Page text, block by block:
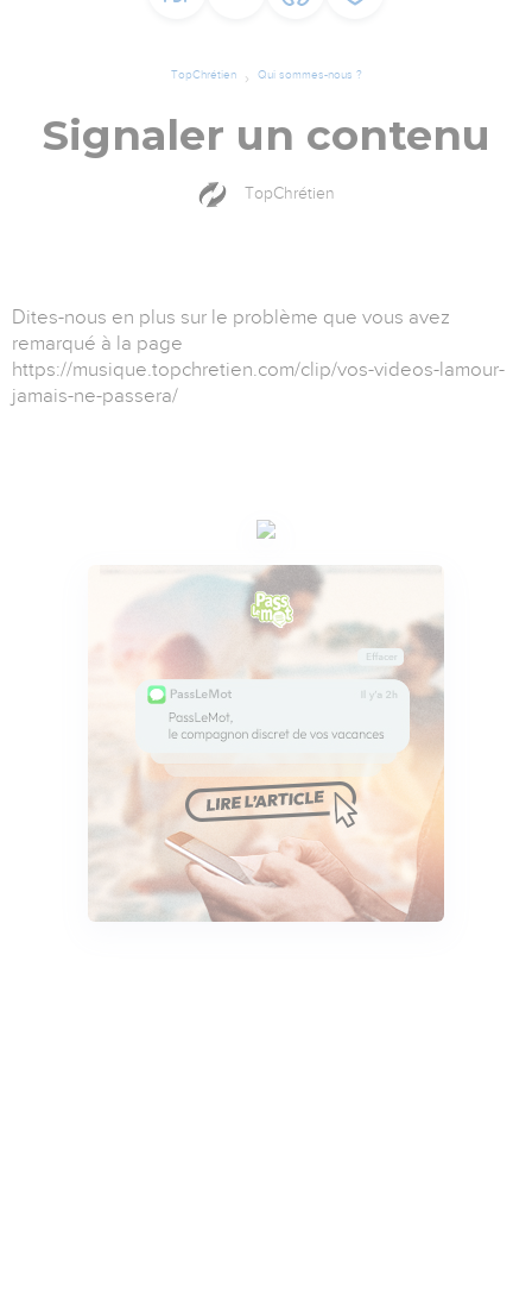
TopChrétien Qui sommes-nous ?
Signaler un contenu
TopChrétien
Dites-nous en plus sur le problème que vous avez
remarqué à la page
https://musique.topchretien.com/clip/vos-videos-lamour-
jamais-ne-passera/